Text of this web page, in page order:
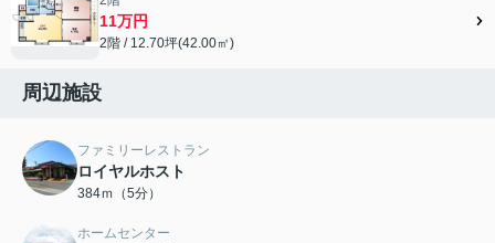
11万円
2階 / 12.70坪(42.00㎡)
周辺施設
ファミリーレストラン
ロイヤルホスト
384ｍ（5分）
ホームセンター